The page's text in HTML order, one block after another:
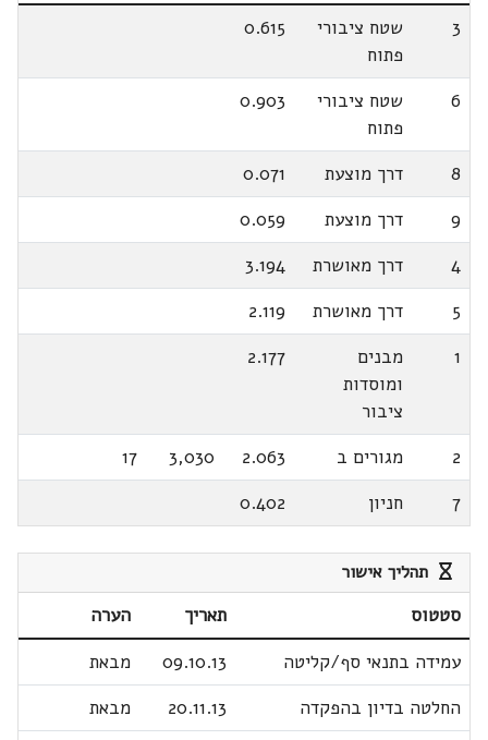
3
שטח ציבורי
פתוח
0.615
6
שטח ציבורי
פתוח
0.903
8 דרך מוצעת
0.071
9
דרך מוצעת
0.059
4
דרך מאושרת
3.194
5
דרך מאושרת
2.119
1
מבנים
ומוסדות
ציבור
2.177
2 מגורים ב 2.063
3,030
17
7
חניון 0.402
תהליך אישור
סטטוס תאריך
הערה
עמידה בתנאי סף/קליטה
09.10.13
מבאת
החלטה בדיון בהפקדה
20.11.13
מבאת